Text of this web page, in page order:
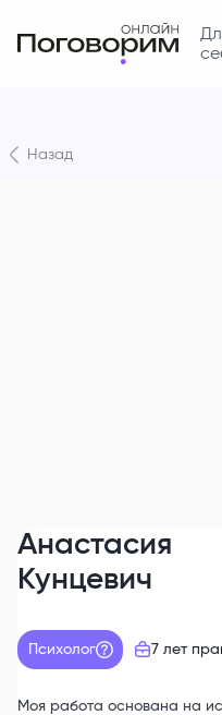
Назад
Анастасия
Кунцевич
Психолог 7 лет
Моя работа основана на